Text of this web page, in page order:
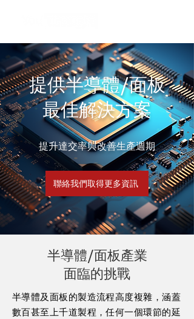
提供半導體/面板
最佳解決方案
提升達交率與改善生產週期
聯絡我們取得更多資訊
半導體/面板產業
面臨的挑戰
半導體及面板的製造流程高度複雜，涵蓋
數百甚至上千道製程，任何一個環節的延